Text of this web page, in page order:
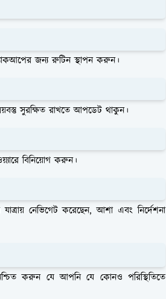
জন্য রুটিন স্থাপন করুন।
সুরক্ষিত রাখতে আপডেট থাকুন।
বিনিয়োগ করুন।
নেভিগেট করেছেন, আশা এবং নির্দেশনা
করুন যে আপনি যে কোনও পরিস্থিতিতে